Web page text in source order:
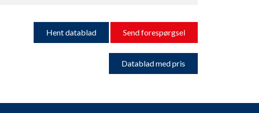
Hent datablad Send forespørgsel
Datablad med pris